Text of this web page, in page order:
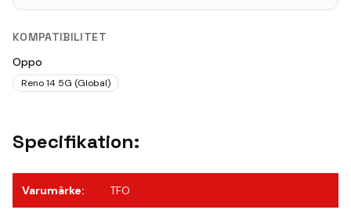
KOMPATIBILITET
Oppo
Reno 14 5G (Global)
Specifikation:
Varumärke: TFO